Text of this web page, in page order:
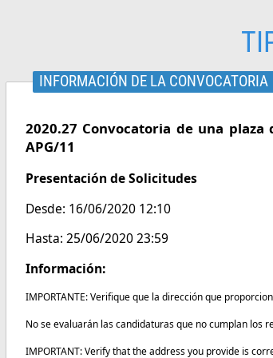
INFORMACIÓN DE LA CONVOCATORIA
2020.27 Convocatoria de una
APG/11
Presentación de Solicitudes
Desde: 16/06/2020 12:10
Hasta: 25/06/2020 23:59
Información:
IMPORTANTE: Verifique que la dirección que
No se evaluarán las candidaturas que no cumplan los
IMPORTANT: Verify that the address you provide is